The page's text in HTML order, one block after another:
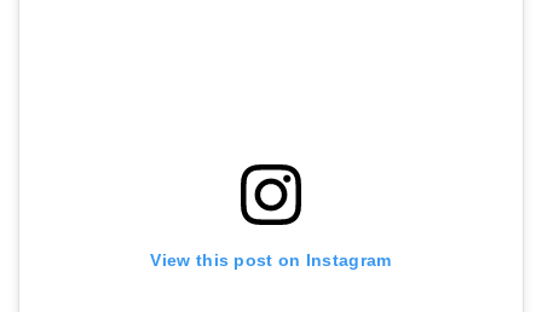
View this post on Instagram